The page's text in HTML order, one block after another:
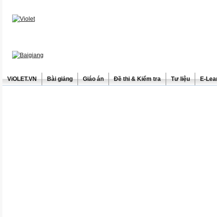
ViOLET.VN Bài giảng Giáo án Đề thi & Kiểm tra Tư liệu E-